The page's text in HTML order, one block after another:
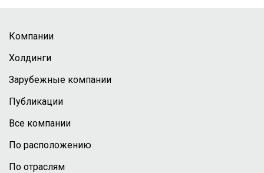
Компании
Холдинги
Зарубежные компании
Публикации
Все компании
По расположению
По отраслям